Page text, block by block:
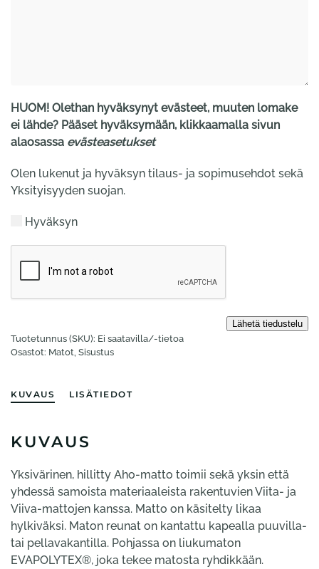
HUOM! Olethan hyväksynyt evästeet, muuten lomake
ei lähde? Pääset hyväksymään, klikkaamalla sivun
alaosassa evästeasetukset
Olen lukenut ja hyväksyn tilaus- ja sopimusehdot sekä
Yksityisyyden suojan.
Hyväksyn
Tuotetunnus (SKU): Ei saatavilla/-tietoa
Osastot: Matot Sisustus
KUVAUS LISÄTIEDOT
KUVAUS
Yksivärinen, hillitty Aho-matto toimii sekä yksin että
yhdessä samoista materiaaleista rakentuvien Viita- ja
Viiva-mattojen kanssa. Matto on käsitelty likaa
hylkiväksi. Maton reunat on kantattu kapealla puuvilla-
tai pellavakantilla. Pohjassa on liukumaton
EVAPOLYTEX®, joka tekee matosta ryhdikkään.